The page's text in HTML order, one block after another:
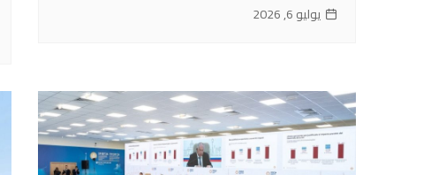
يوليو 6, 2026